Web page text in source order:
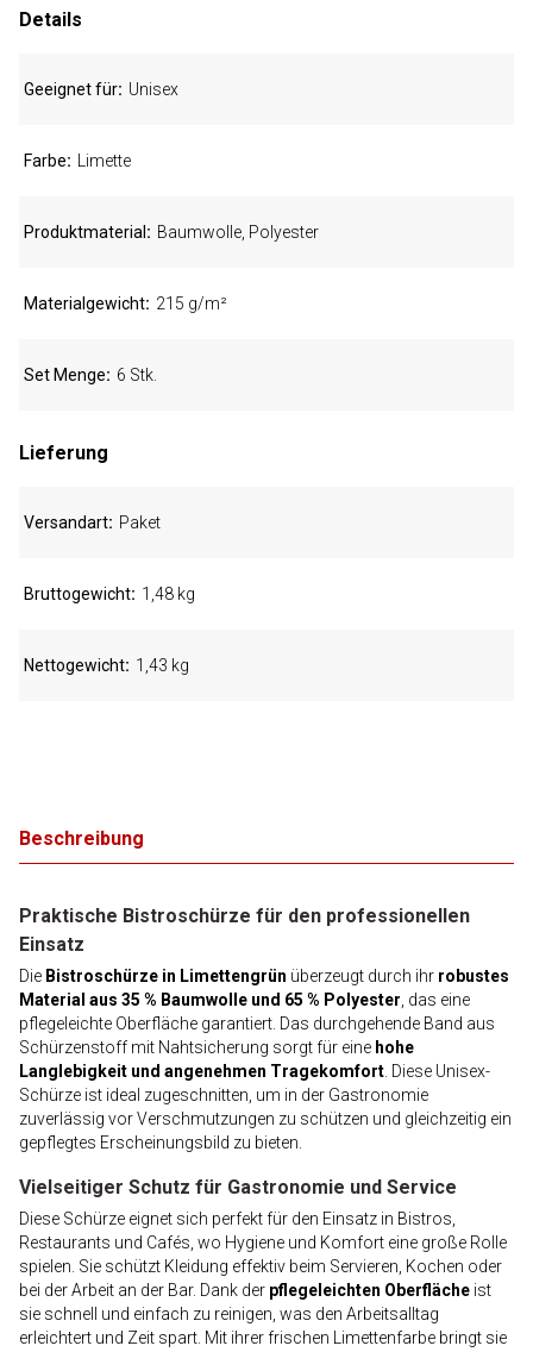
Beschreibung
Praktische Bistroschürze für den professionellen
Einsatz
Die Bistroschürze in Limettengrün überzeugt durch ihr robustes
Material aus 35 % Baumwolle und 65 % Polyester , das eine
pflegeleichte Oberfläche garantiert. Das durchgehende Band aus
Schürzenstoff mit Nahtsicherung sorgt für eine hohe
Langlebigkeit und angenehmen Tragekomfort . Diese Unisex-
Schürze ist ideal zugeschnitten, um in der Gastronomie
zuverlässig vor Verschmutzungen zu schützen und gleichzeitig ein
gepflegtes Erscheinungsbild zu bieten.
Vielseitiger Schutz für Gastronomie und Service
Diese Schürze eignet sich perfekt für den Einsatz in Bistros,
Restaurants und Cafés, wo Hygiene und Komfort eine große Rolle
spielen. Sie schützt Kleidung effektiv beim Servieren, Kochen oder
bei der Arbeit an der Bar. Dank der pflegeleichten Oberfläche ist
sie schnell und einfach zu reinigen, was den Arbeitsalltag
erleichtert und Zeit spart. Mit ihrer frischen Limettenfarbe bringt sie
Details
Geeignet für Unisex
Farbe Limette
Produktmaterial Baumwolle, Polyester
Materialgewicht 215 g/m²
Set Menge 6 Stk.
Lieferung
Versandart Paket
Bruttogewicht 1,48 kg
Nettogewicht 1,43 kg